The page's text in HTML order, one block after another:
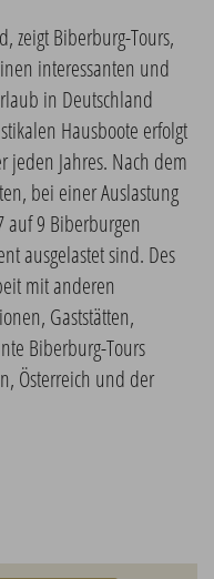
zeigt Biberburg-Tours,
interessanten und
in Deutschland
Hausboote erfolgt
Jahres. Nach dem
bei einer Auslastung
auf 9 Biberburgen
ausgelastet sind. Des
mit anderen
Gaststätten,
Biberburg-Tours
Österreich und der